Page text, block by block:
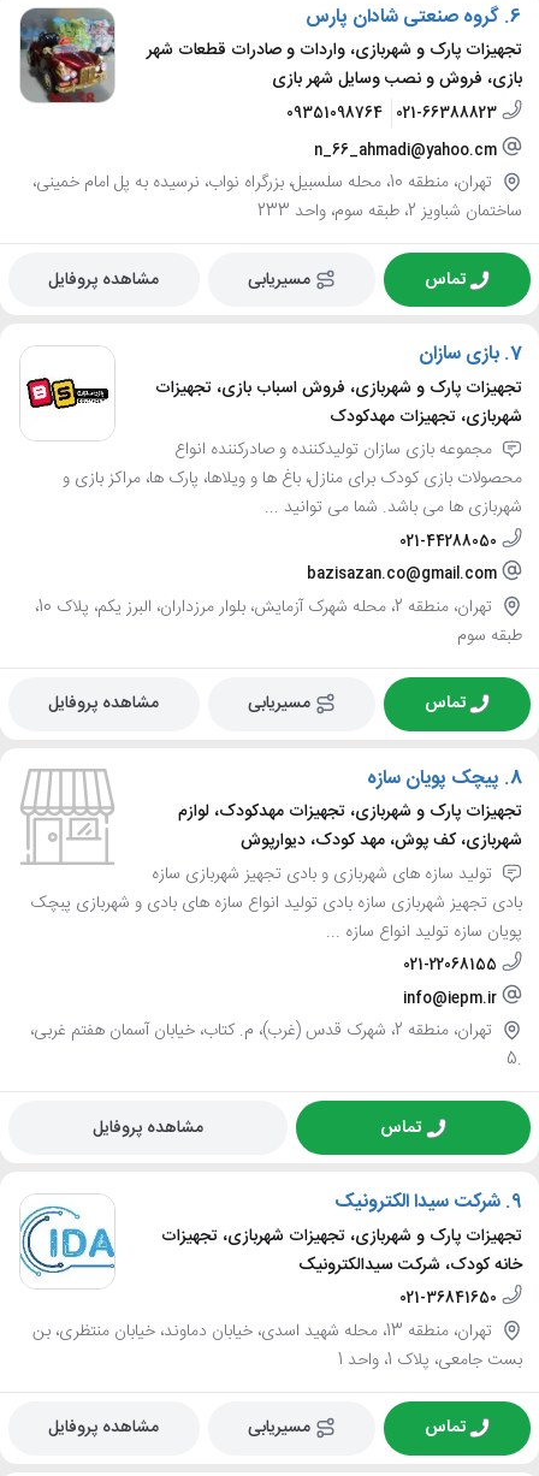
6. گروه صنعتی شادان پارس
تجهیزات پارک و شهربازی، واردات و صادرات قطعات شهر
بازی، فروش و نصب وسایل شهر بازی
021-66388823
09351098764
n_66_ahmadi@yahoo.cm
تهران، منطقه 10، محله سلسبیل، بزرگراه نواب، نرسیده به پل امام خمینی،
ساختمان شباویز 2، طبقه سوم، واحد 233
تماس مسیریابی مشاهده پروفایل
7. بازی سازان
تجهیزات پارک و شهربازی، فروش اسباب بازی، تجهیزات
شهربازی، تجهیزات مهدکودک
مجموعه بازی سازان تولیدکننده و صادرکننده انواع
محصولات بازی کودک برای منازل، باغ ها و ویلاها، پارک ها، مراکز بازی و
شهربازی ها می باشد. شما می توانید ...
021-44288050
bazisazan.co@gmail.com
تهران، منطقه 2، محله شهرک آزمایش، بلوار مرزداران، البرز یکم، پلاک 10،
طبقه سوم
تماس مسیریابی مشاهده پروفایل
8. پیچک پویان سازه
تجهیزات پارک و شهربازی، تجهیزات مهدکودک، لوازم
شهربازی، کف پوش، مهد کودک، دیوارپوش
تولید سازه های شهربازی و بادی تجهیز شهربازی سازه
بادی تجهیز شهربازی سازه بادی تولید انواع سازه های بادی و شهربازی پبچک
پویان سازه تولید انواع سازه ...
021-22068155
info@iepm.ir
تهران، منطقه 2، شهرک قدس (غرب)، م. کتاب، خیابان آسمان هفتم غربی،
.5
تماس مشاهده پروفایل
9. شرکت سیدا الکترونیک
تجهیزات پارک و شهربازی، تجهیزات شهربازی، تجهیزات
خانه کودک، شرکت سیدالکترونیک
021-36841650
تهران، منطقه 13، محله شهید اسدی، خیابان دماوند، خیابان منتظری، بن
بست جامعی، پلاک 1، واحد 1
تماس مسیریابی مشاهده پروفایل